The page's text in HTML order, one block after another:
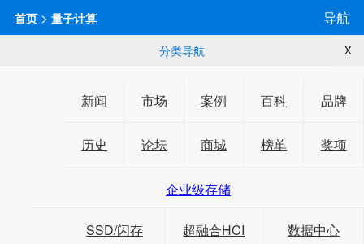
首页> 量子计算 导航
分类导航 X
新闻 市场 案例 百科 品牌
历史 论坛 商城 榜单 奖项
企业级存储
SSD/闪存 超融合HCI 数据中心